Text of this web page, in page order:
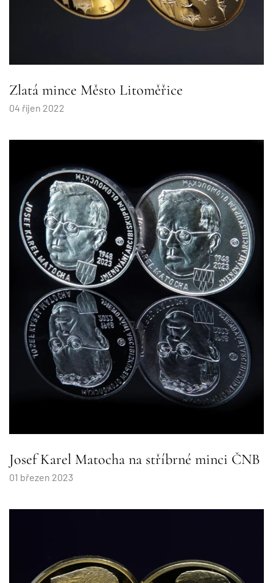
Zlatá mince Město Litoměřice
04 říjen 2022
Josef Karel Matocha na stříbrné minci ČNB
01 březen 2023